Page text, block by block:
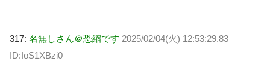
317: 名無しさん＠恐縮です 2025/02/04(火) 12:53:29.83
ID:IoS1XBzi0